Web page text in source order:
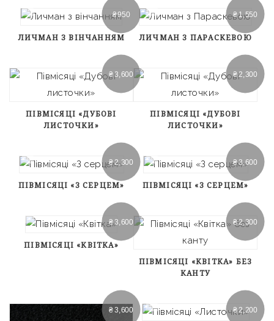
₴950
ЛИЧМАН З ВІНЧАННЯМ
₴1,550
ЛИЧМАН З ПАРАСКЕВОЮ
₴3,600
ПІВМІСЯЦІ «ДУБОВІ
ЛИСТОЧКИ»
₴2,300
ПІВМІСЯЦІ «ДУБОВІ
ЛИСТОЧКИ»
₴ 2,300
ПІВМІСЯЦІ «З СЕРЦЕМ»
₴3,600
ПІВМІСЯЦІ «З СЕРЦЕМ»
₴3,600
ПІВМІСЯЦІ «КВІТКА»
₴2,300
ПІВМІСЯЦІ «КВІТКА» БЕЗ
КАНТУ
₴3,600 ₴2,200